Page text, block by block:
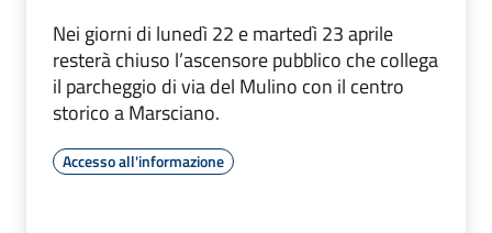
Nei giorni di lunedì 22 e martedì 23 aprile
resterà chiuso l’ascensore pubblico che collega
il parcheggio di via del Mulino con il centro
storico a Marsciano.
Accesso all'informazione